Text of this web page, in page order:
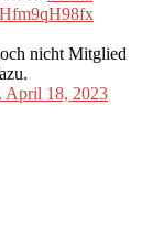
nicht Mitglied
April 18, 2023